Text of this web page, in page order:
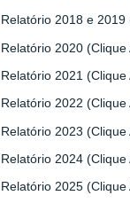
Relatório 2018 e 2019
Relatório 2020 (Clique
Relatório 2021 (Clique
Relatório 2022 (Clique
Relatório 2023 (Clique
Relatório 2024 (Clique
Relatório 2025 (Clique